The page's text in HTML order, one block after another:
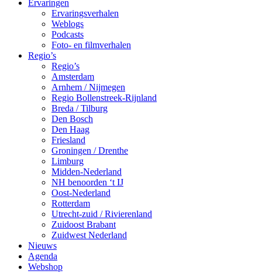
Ervaringen
Ervaringsverhalen
Weblogs
Podcasts
Foto- en filmverhalen
Regio’s
Regio’s
Amsterdam
Arnhem / Nijmegen
Regio Bollenstreek-Rijnland
Breda / Tilburg
Den Bosch
Den Haag
Friesland
Groningen / Drenthe
Limburg
Midden-Nederland
NH benoorden ‘t IJ
Oost-Nederland
Rotterdam
Utrecht-zuid / Rivierenland
Zuidoost Brabant
Zuidwest Nederland
Nieuws
Agenda
Webshop